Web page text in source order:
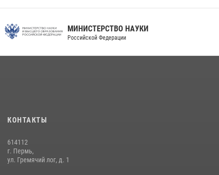
24 июля 2026, 12:30 14
чемпионате войск национальной гвардии Российской Федерации по
05 августа 2026, 10:11
В подразделениях военного института проведено военно-
политическое информирование на тему: «28 июля – День памяти
равноапостольного великого князя Владимира – крестителя Руси,
МИНИСТЕРСТВО НАУКИ
Российской Федерации
КОНТАКТЫ
614112
г. Пермь,
ул. Гремячий лог, д. 1